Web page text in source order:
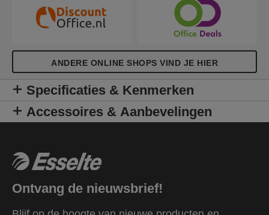
ANDERE ONLINE SHOPS VIND JE HIER
Specificaties & Kenmerken
Accessoires & Aanbevelingen
Ontvang de nieuwsbrief!